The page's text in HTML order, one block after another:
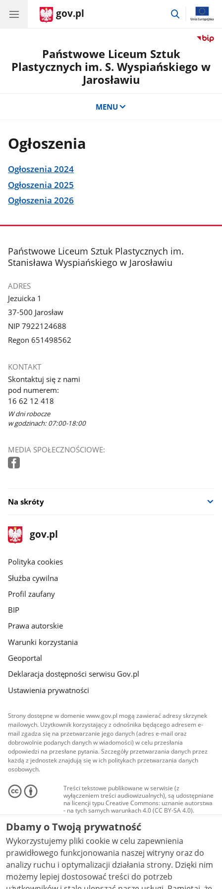
gov.pl
przejdź
Państwowe Liceum Sztuk
Plastycznych im. S. Wyspiańskiego w
Jarosławiu
MENU
Ogłoszenia
Ogłoszenia 2024
Ogłoszenia 2025
Ogłoszenia 2026
stopka
Państwowe Liceum Sztuk Plastycznych im.
Stanisława Wyspiańskiego w Jarosławiu
ADRES
Jezuicka 1
37-500 Jarosław
NIP 7922124688
Regon 651498562
KONTAKT
Skontaktuj się z nami
pod numerem:
16 62 12 418
W dni robocze
w godzinach: 07:00-18:00
MEDIA SPOŁECZNOŚCIOWE:
Na skróty
stopka
gov.pl
Strona
gov.pl
gov.pl
Polityka cookies
Służba cywilna
Profil zaufany
BIP
Prawa autorskie
Warunki korzystania
Geoportal
Deklaracja dostępności serwisu Gov.pl
Ustawienia prywatności
Strony dostępne w domenie www.gov.pl mogą zawierać adresy skrzynek
mailowych. Użytkownik korzystający z odnośnika będącego adresem e-
mail zgadza się na przetwarzanie jego danych (adres e-mail oraz
dobrowolnie podanych danych w wiadomości) w celu przesłania
odpowiedzi na przesłane pytania. Szczegóły przetwarzania danych przez
każdą z jednostek znajdują się w ich politykach przetwarzania danych
osobowych.
Treści tekstowe publikowane w serwisie (z
wyłączeniem treści audiowizualnych), są udostępniane
na licencji typu Creative Commons: uznanie autorstwa
- na tych samych warunkach 4.0 (CC BY-SA 4.0).
Materiały audiowizualne, w tym zdjęcia, materiały
audio i wideo, są udostępniane na licencji typu
Creative Commons: uznanie autorstwa użycie
niekomercyjne - bez utworów zależnych 4.0 (CC BY-
NC-ND 4.0), o ile nie jest to stwierdzone inaczej.
Dbamy o Twoją prywatność
Wykorzystujemy pliki cookie w celu zapewnienia
prawidłowego funkcjonowania naszej witryny oraz do
analizy ruchu i optymalizacji działania strony. Dzięki nim
możemy lepiej dostosować treści do potrzeb